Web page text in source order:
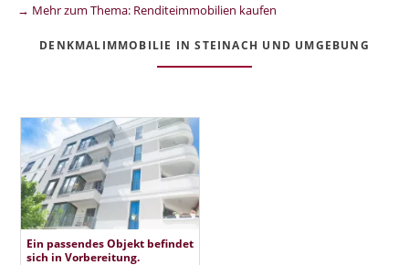
→ Mehr zum Thema: Renditeimmobilien kaufen
DENKMALIMMOBILIE IN STEINACH UND UMGEBUNG
Ein passendes Objekt befindet
sich in Vorbereitung.